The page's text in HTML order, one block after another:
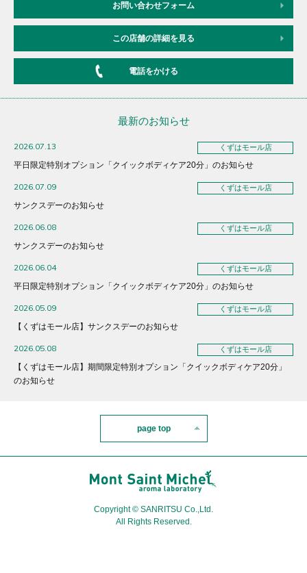
お問い合わせフォーム
この店舗の詳細を見る
電話をかける
最新のお知らせ
2026.07.13 くずはモール店
平日限定特別オプション「クイックボディケア20分」のお知らせ
2026.07.09 くずはモール店
サンクスデーのお知らせ
2026.06.08 くずはモール店
サンクスデーのお知らせ
2026.06.04 くずはモール店
平日限定特別オプション「クイックボディケア20分」のお知らせ
2026.05.09 くずはモール店
【くずはモール店】サンクスデーのお知らせ
2026.05.08 くずはモール店
【くずはモール店】期間限定特別オプション「クイックボディケア20分」
のお知らせ
page top
Copyright © SANRITSU Co.,Ltd.
All Rights Reserved.